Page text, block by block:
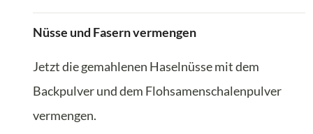
Nüsse und Fasern vermengen
Jetzt die gemahlenen Haselnüsse mit dem
Backpulver und dem Flohsamenschalenpulver
vermengen.